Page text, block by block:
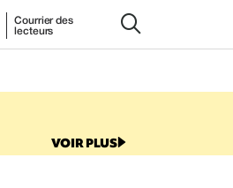
Courrier des
lecteurs
VOIR PLUS